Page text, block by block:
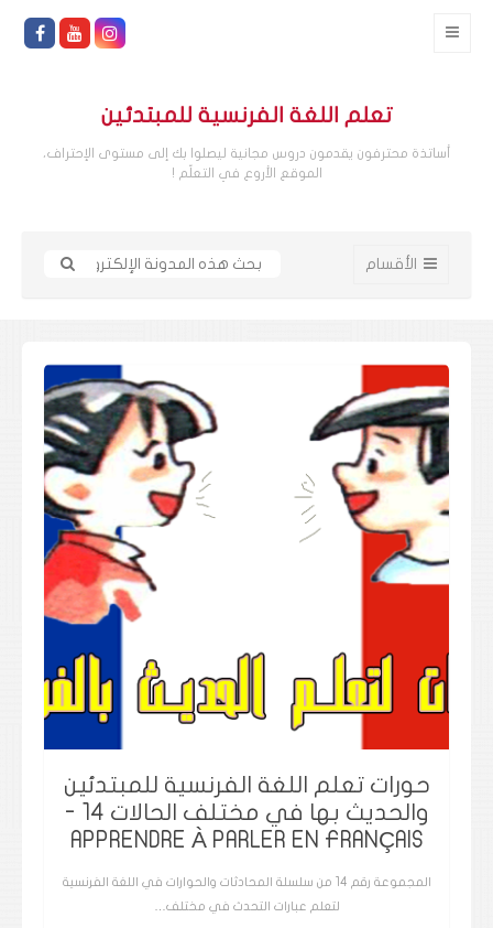
تعلم اللغة الفرنسية للمبتدئين
أساتذة محترفون يقدمون دروس مجانية ليصلوا بك إلى مستوى الإحتراف،
الموقع الأروع في التعلّم !
الأقسام
حورات تعلم اللغة الفرنسية للمبتدئين
والحديث بها في مختلف الحالات 14 -
APPRENDRE À PARLER EN FRANÇAIS
المجموعة رقم 14 من سلسلة المحادثات والحوارات في اللغة الفرنسية
لتعلم عبارات التحدث في مختلف…